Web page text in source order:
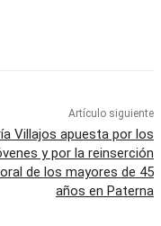
Artículo siguiente
Villajos apuesta por los
y por la reinserción
de los mayores de 45
años en Paterna